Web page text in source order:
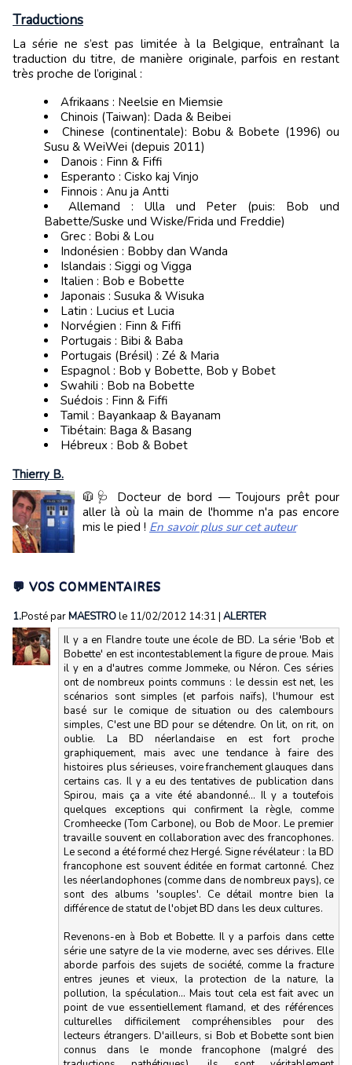
Traductions
La série ne s’est pas limitée à la Belgique, entraînant la
traduction du titre, de manière originale, parfois en restant
très proche de l’original :
Afrikaans : Neelsie en Miemsie
Chinois (Taiwan): Dada & Beibei
Chinese (continentale): Bobu & Bobete (1996) ou
Susu & WeiWei (depuis 2011)
Danois : Finn & Fiffi
Esperanto : Cisko kaj Vinjo
Finnois : Anu ja Antti
Allemand : Ulla und Peter (puis: Bob und
Babette/Suske und Wiske/Frida und Freddie)
Grec : Bobi & Lou
Indonésien : Bobby dan Wanda
Islandais : Siggi og Vigga
Italien : Bob e Bobette
Japonais : Susuka & Wisuka
Latin : Lucius et Lucia
Norvégien : Finn & Fiffi
Portugais : Bibi & Baba
Portugais (Brésil) : Zé & Maria
Espagnol : Bob y Bobette, Bob y Bobet
Swahili : Bob na Bobette
Suédois : Finn & Fiffi
Tamil : Bayankaap & Bayanam
Tibétain: Baga & Basang
Hébreux : Bob & Bobet
Thierry B.
🧥🩺 Docteur de bord — Toujours prêt pour
aller là où la main de l'homme n'a pas encore
mis le pied ! En savoir plus sur cet auteur
💬 VOS COMMENTAIRES
1.Posté parMAESTROle 11/02/2012 14:31 | ALERTER
Il y a en Flandre toute une école de BD. La série 'Bob et
Bobette' en est incontestablement la figure de proue. Mais
il y en a d'autres comme Jommeke, ou Néron. Ces séries
ont de nombreux points communs : le dessin est net, les
scénarios sont simples (et parfois naïfs), l'humour est
basé sur le comique de situation ou des calembours
simples, C'est une BD pour se détendre. On lit, on rit, on
oublie. La BD néerlandaise en est fort proche
graphiquement, mais avec une tendance à faire des
histoires plus sérieuses, voire franchement glauques dans
certains cas. Il y a eu des tentatives de publication dans
Spirou, mais ça a vite été abandonné... Il y a toutefois
quelques exceptions qui confirment la règle, comme
Cromheecke (Tom Carbone), ou Bob de Moor. Le premier
travaille souvent en collaboration avec des francophones.
Le second a été formé chez Hergé. Signe révélateur : la BD
francophone est souvent éditée en format cartonné. Chez
les néerlandophones (comme dans de nombreux pays), ce
sont des albums 'souples'. Ce détail montre bien la
différence de statut de l'objet BD dans les deux cultures.
Revenons-en à Bob et Bobette. Il y a parfois dans cette
série une satyre de la vie moderne, avec ses dérives. Elle
aborde parfois des sujets de société, comme la fracture
entres jeunes et vieux, la protection de la nature, la
pollution, la spéculation... Mais tout cela est fait avec un
point de vue essentiellement flamand, et des références
culturelles difficilement compréhensibles pour des
lecteurs étrangers. D'ailleurs, si Bob et Bobette sont bien
connus dans le monde francophone (malgré des